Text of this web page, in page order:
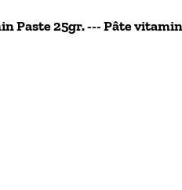
Paste 25gr. --- Pâte